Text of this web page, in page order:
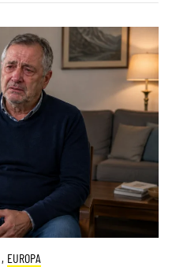
, EUROPA